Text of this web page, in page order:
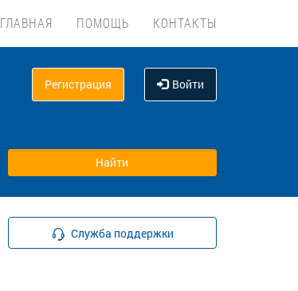
ГЛАВНАЯ ПОМОЩЬ КОНТАКТЫ
Регистрация Войти
Служба поддержки